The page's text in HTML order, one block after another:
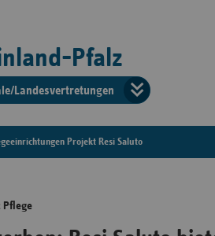
Pfalz
Landesvertretungen
der
Projekt Resi Saluto
Pflege